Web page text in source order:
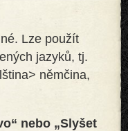
Lze použít
jazyků, tj.
němčina,
nebo „Slyšet